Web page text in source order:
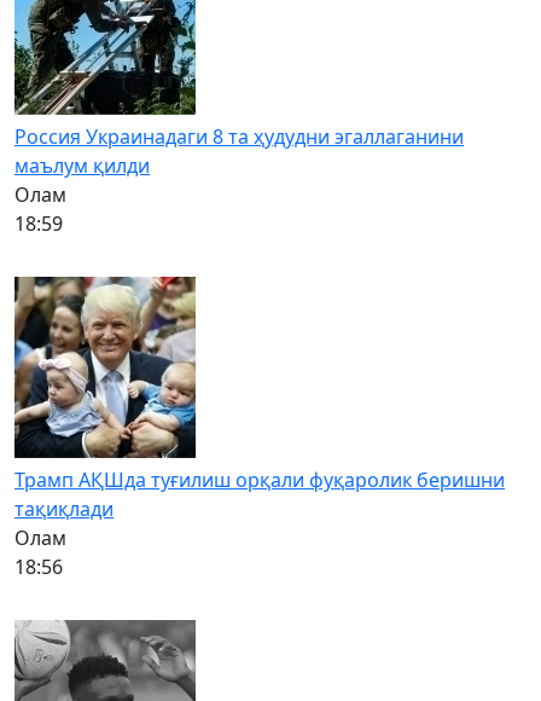
Россия Украинадаги 8 та ҳудудни эгаллаганини
маълум қилди
Олам
18:59
Трамп АҚШда туғилиш орқали фуқаролик беришни
тақиқлади
Олам
18:56